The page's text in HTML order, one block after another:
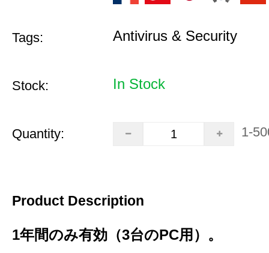
Tags: Antivirus & Security
Stock: In Stock
Quantity: 1-
Product Description
1年間のみ有効（3台のPC用）。